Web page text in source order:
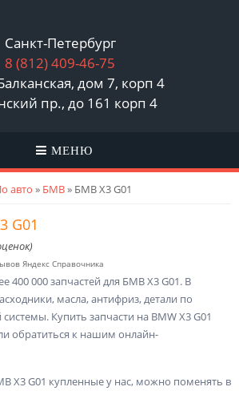
Санкт-Петербург
8 (812)409-46-75
дом 7, корп 4
пр., до 161 корп 4
МЕНЮ
авто » БМВ» БМВ X3 G01
G01
Яндекс Справочника
400 000 запчастей для БМВ X3 G01. В
масла, антифриз, детали по
Купить запчасти на BMW X3 G01
обратиться к нашим онлайн-
X3 G01 купленные у нас, можно поменять в